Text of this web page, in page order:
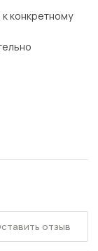
к конкретному
отзыв